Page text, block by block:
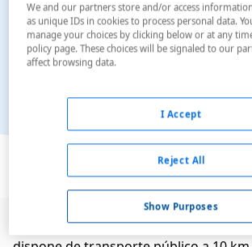
Ver en el mapa
Situado en la zona de la playa de Punta
We and our partners store and/or access
as unique IDs in cookies to process personal data.
manage your choices by clicking below or at any
policy page. These choices will be signaled to our
affect browsing data.
Show Purposes
Reject All
I Accept